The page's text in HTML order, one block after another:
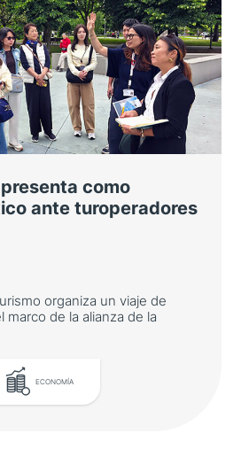
de Japón entrega un
por la promoción de
japonesa
Embajador de
por su labor pionera de
en nuestro país
como
ante turoperadores
organiza un viaje de
marco de la alianza de la
ECONOMÍA